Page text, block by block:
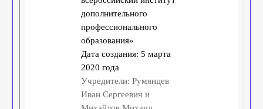
Порядок приема, перевода, отчисления и
восстановления обучающихся АНО ДПО ЕВИДПО
Лицензии и документы ООО ЕВИДПО